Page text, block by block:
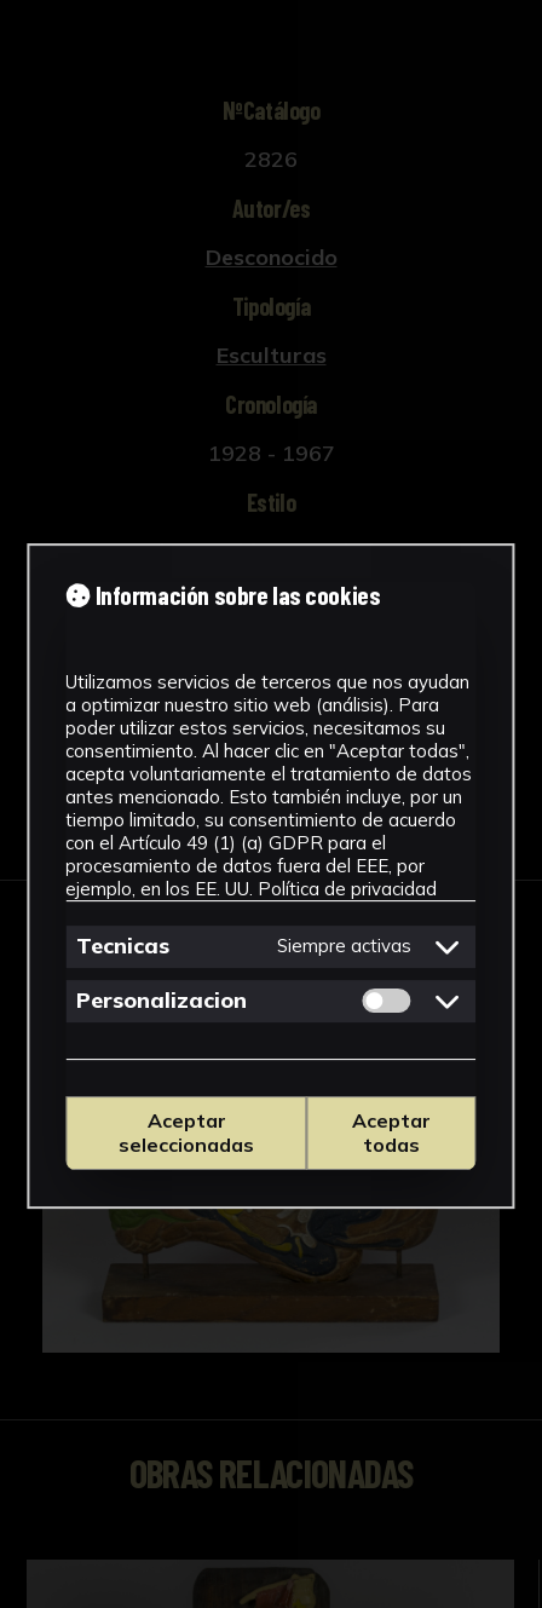
NºCatálogo
2826
Autor/es
Desconocido
Tipología
Esculturas
Cronología
1928 - 1967
Estilo
Abstracción Geométrica
Técnica
Ver más
Descargar Ficha
IMÁGENES
OBRAS RELACIONADAS
Información sobre las cookies
Utilizamos servicios de terceros que nos ayudan
a optimizar nuestro sitio web (análisis). Para
poder utilizar estos servicios, necesitamos su
consentimiento. Al hacer clic en "Aceptar todas",
acepta voluntariamente el tratamiento de datos
antes mencionado. Esto también incluye, por un
tiempo limitado, su consentimiento de acuerdo
con el Artículo 49 (1) (a) GDPR para el
procesamiento de datos fuera del EEE, por
ejemplo, en los EE. UU. Política de privacidad
Tecnicas Siempre activas
Personalizacion Permitir cookies
Aceptar
seleccionadas
Aceptar
todas